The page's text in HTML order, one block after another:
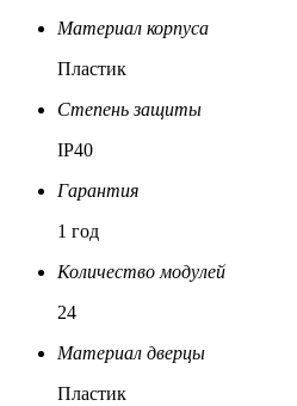
Материал корпуса
Пластик
Степень защиты
IP40
Гарантия
1 год
Количество модулей
24
Материал дверцы
Пластик